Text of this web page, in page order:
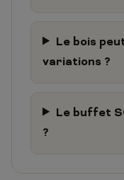
Le bois
variations ?
Le buffet
?